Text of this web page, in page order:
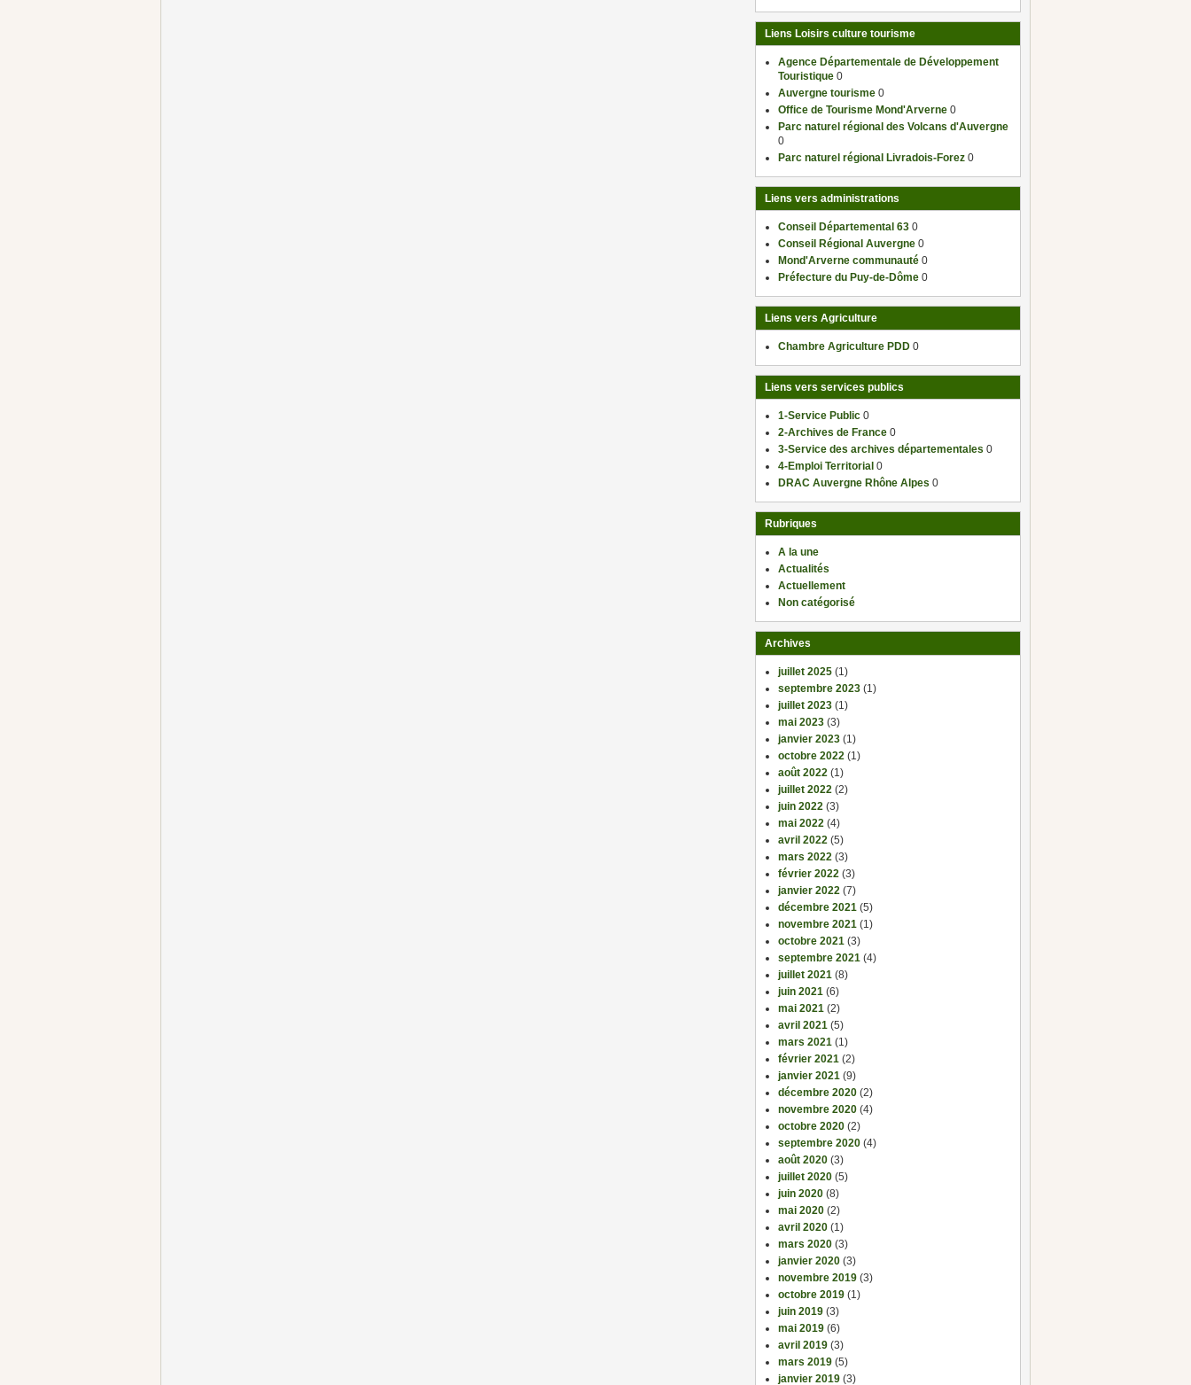
Liens Loisirs culture tourisme
Agence Départementale de Développement
Touristique 0
Auvergne tourisme 0
Office de Tourisme Mond'Arverne 0
Parc naturel régional des Volcans d'Auvergne
0
Parc naturel régional Livradois-Forez 0
Liens vers administrations
Conseil Départemental 63 0
Conseil Régional Auvergne 0
Mond'Arverne communauté 0
Préfecture du Puy-de-Dôme 0
Liens vers Agriculture
Chambre Agriculture PDD 0
Liens vers services publics
1-Service Public 0
2-Archives de France 0
3-Service des archives départementales 0
4-Emploi Territorial 0
DRAC Auvergne Rhône Alpes 0
Rubriques
A la une
Actualités
Actuellement
Non catégorisé
Archives
juillet 2025 (1)
septembre 2023 (1)
juillet 2023 (1)
mai 2023 (3)
janvier 2023 (1)
octobre 2022 (1)
août 2022 (1)
juillet 2022 (2)
juin 2022 (3)
mai 2022 (4)
avril 2022 (5)
mars 2022 (3)
février 2022 (3)
janvier 2022 (7)
décembre 2021 (5)
novembre 2021 (1)
octobre 2021 (3)
septembre 2021 (4)
juillet 2021 (8)
juin 2021 (6)
mai 2021 (2)
avril 2021 (5)
mars 2021 (1)
février 2021 (2)
janvier 2021 (9)
décembre 2020 (2)
novembre 2020 (4)
octobre 2020 (2)
septembre 2020 (4)
août 2020 (3)
juillet 2020 (5)
juin 2020 (8)
mai 2020 (2)
avril 2020 (1)
mars 2020 (3)
janvier 2020 (3)
novembre 2019 (3)
octobre 2019 (1)
juin 2019 (3)
mai 2019 (6)
avril 2019 (3)
mars 2019 (5)
janvier 2019 (3)